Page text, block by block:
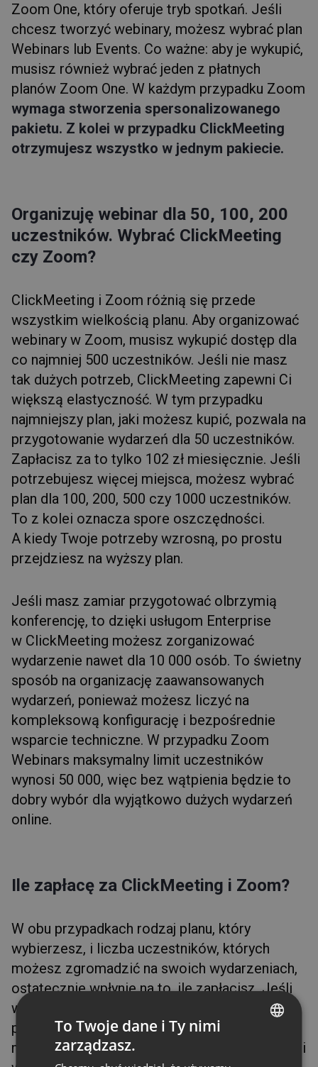
Zoom One, który oferuje tryb spotkań. Jeśli
chcesz tworzyć webinary, możesz wybrać plan
Webinars lub Events. Co ważne: aby je wykupić,
musisz również wybrać jeden z płatnych
planów Zoom One. W każdym przypadku Zoom
wymaga stworzenia spersonalizowanego
pakietu. Z kolei w przypadku ClickMeeting
otrzymujesz wszystko w jednym pakiecie.
Organizuję webinar dla 50, 100, 200
uczestników. Wybrać ClickMeeting
czy Zoom?
ClickMeeting i Zoom różnią się przede
wszystkim wielkością planu. Aby organizować
webinary w Zoom, musisz wykupić dostęp dla
co najmniej 500 uczestników. Jeśli nie masz
tak dużych potrzeb, ClickMeeting zapewni Ci
większą elastyczność. W tym przypadku
najmniejszy plan, jaki możesz kupić, pozwala na
przygotowanie wydarzeń dla 50 uczestników.
Zapłacisz za to tylko 102 zł miesięcznie. Jeśli
potrzebujesz więcej miejsca, możesz wybrać
plan dla 100, 200, 500 czy 1000 uczestników.
To z kolei oznacza spore oszczędności.
A kiedy Twoje potrzeby wzrosną, po prostu
przejdziesz na wyższy plan.
Jeśli masz zamiar przygotować olbrzymią
konferencję, to dzięki usługom Enterprise
w ClickMeeting możesz zorganizować
wydarzenie nawet dla 10 000 osób. To świetny
sposób na organizację zaawansowanych
wydarzeń, ponieważ możesz liczyć na
kompleksową konfigurację i bezpośrednie
wsparcie techniczne. W przypadku Zoom
Webinars maksymalny limit uczestników
wynosi 50 000, więc bez wątpienia będzie to
dobry wybór dla wyjątkowo dużych wydarzeń
online.
Ile zapłacę za ClickMeeting i Zoom?
W obu przypadkach rodzaj planu, który
wybierzesz, i liczba uczestników, których
możesz zgromadzić na swoich wydarzeniach,
ostatecznie wpłynie na to, ile zapłacisz. Jeśli
wybierzesz Zoom, pamiętaj jednak, że oprócz
podstawowej ceny pakietu Webinar lub Events
musisz zakupić także pakiet Zoom One. Z kolei
To Twoje dane i Ty nimi
zarządzasz.